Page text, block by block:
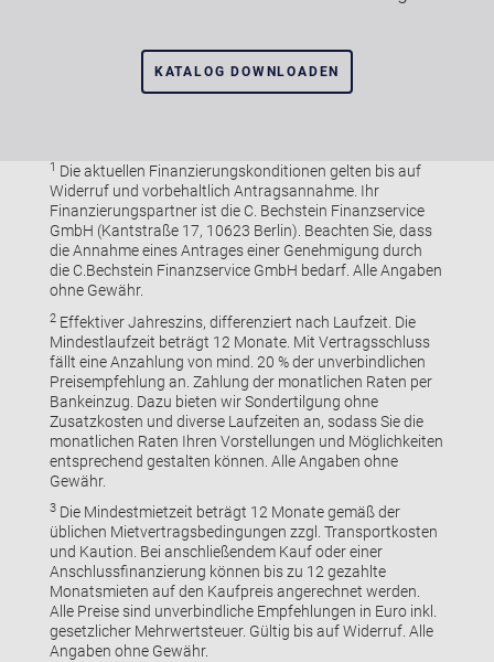
KATALOG DOWNLOADEN
1 Die aktuellen Finanzierungskonditionen gelten bis auf
Widerruf und vorbehaltlich Antragsannahme. Ihr
Finanzierungspartner ist die C. Bechstein Finanzservice
GmbH (Kantstraße 17, 10623 Berlin). Beachten Sie, dass
die Annahme eines Antrages einer Genehmigung durch
die C.Bechstein Finanzservice GmbH bedarf. Alle Angaben
ohne Gewähr.
2Effektiver Jahreszins, differenziert nach Laufzeit. Die
Mindestlaufzeit beträgt 12 Monate. Mit Vertragsschluss
fällt eine Anzahlung von mind. 20 % der unverbindlichen
Preisempfehlung an. Zahlung der monatlichen Raten per
Bankeinzug. Dazu bieten wir Sondertilgung ohne
Zusatzkosten und diverse Laufzeiten an, sodass Sie die
monatlichen Raten Ihren Vorstellungen und Möglichkeiten
entsprechend gestalten können. Alle Angaben ohne
Gewähr.
3Die Mindestmietzeit beträgt 12 Monate gemäß der
üblichen Mietvertragsbedingungen zzgl. Transportkosten
und Kaution. Bei anschließendem Kauf oder einer
Anschlussfinanzierung können bis zu 12 gezahlte
Monatsmieten auf den Kaufpreis angerechnet werden.
Alle Preise sind unverbindliche Empfehlungen in Euro inkl.
gesetzlicher Mehrwertsteuer. Gültig bis auf Widerruf. Alle
Angaben ohne Gewähr.